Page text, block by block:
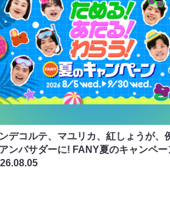
ンデコルテ、マユリカ、紅しょうが、
ンバサダーに! FANY夏のキャンペー